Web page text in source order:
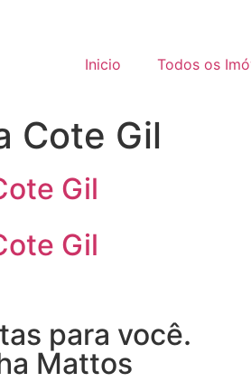
Inicio Todos os
Cote Gil
Gil
Gil
para você.
Mattos